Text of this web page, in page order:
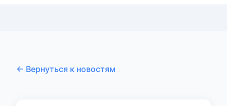
← Вернуться к новостям